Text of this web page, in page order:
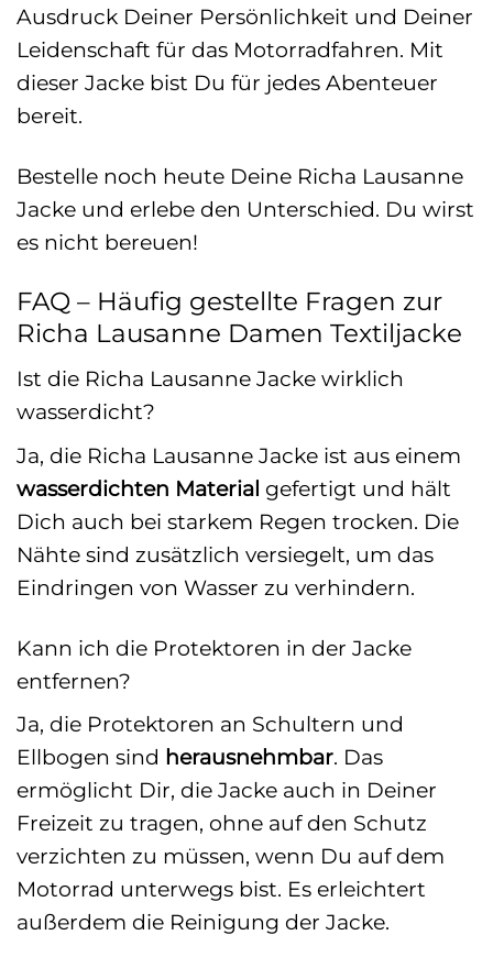
Ausdruck Deiner Persönlichkeit und Deiner
Leidenschaft für das Motorradfahren. Mit
dieser Jacke bist Du für jedes Abenteuer
bereit.
Bestelle noch heute Deine Richa Lausanne
Jacke und erlebe den Unterschied. Du wirst
es nicht bereuen!
FAQ – Häufig gestellte Fragen zur
Richa Lausanne Damen Textiljacke
Ist die Richa Lausanne Jacke wirklich
wasserdicht?
Ja, die Richa Lausanne Jacke ist aus einem
wasserdichten Material gefertigt und hält
Dich auch bei starkem Regen trocken. Die
Nähte sind zusätzlich versiegelt, um das
Eindringen von Wasser zu verhindern.
Kann ich die Protektoren in der Jacke
entfernen?
Ja, die Protektoren an Schultern und
Ellbogen sind herausnehmbar. Das
ermöglicht Dir, die Jacke auch in Deiner
Freizeit zu tragen, ohne auf den Schutz
verzichten zu müssen, wenn Du auf dem
Motorrad unterwegs bist. Es erleichtert
außerdem die Reinigung der Jacke.